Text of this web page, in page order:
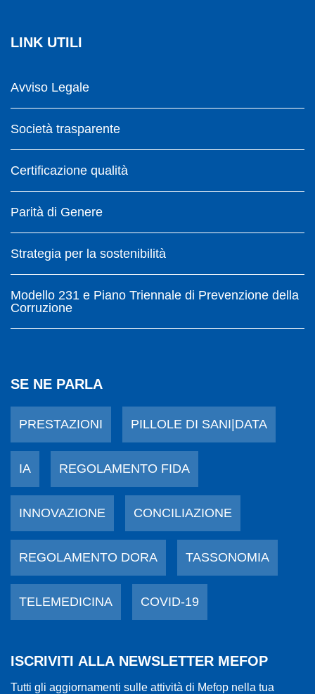
LINK UTILI
Avviso Legale
Società trasparente
Certificazione qualità
Parità di Genere
Strategia per la sostenibilità
Modello 231 e Piano Triennale di Prevenzione della
Corruzione
SE NE PARLA
PRESTAZIONI PILLOLE DI SANI|DATA
IA REGOLAMENTO FIDA
INNOVAZIONE CONCILIAZIONE
REGOLAMENTO DORA TASSONOMIA
TELEMEDICINA COVID-19
ISCRIVITI ALLA NEWSLETTER MEFOP
Tutti gli aggiornamenti sulle attività di Mefop nella tua